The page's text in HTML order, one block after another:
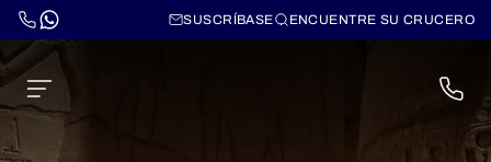
SUSCRÍBASE ENCUENTRE SU CRUCERO